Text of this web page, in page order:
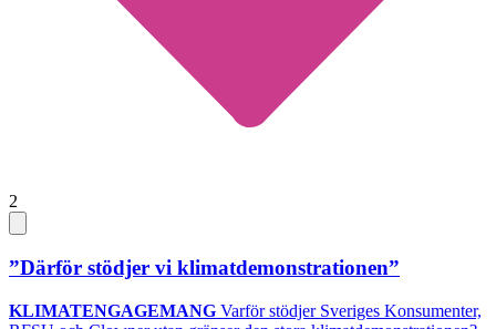
2
”Därför stödjer vi klimatdemonstrationen”
KLIMATENGAGEMANG Varför stödjer Sveriges Konsumenter,